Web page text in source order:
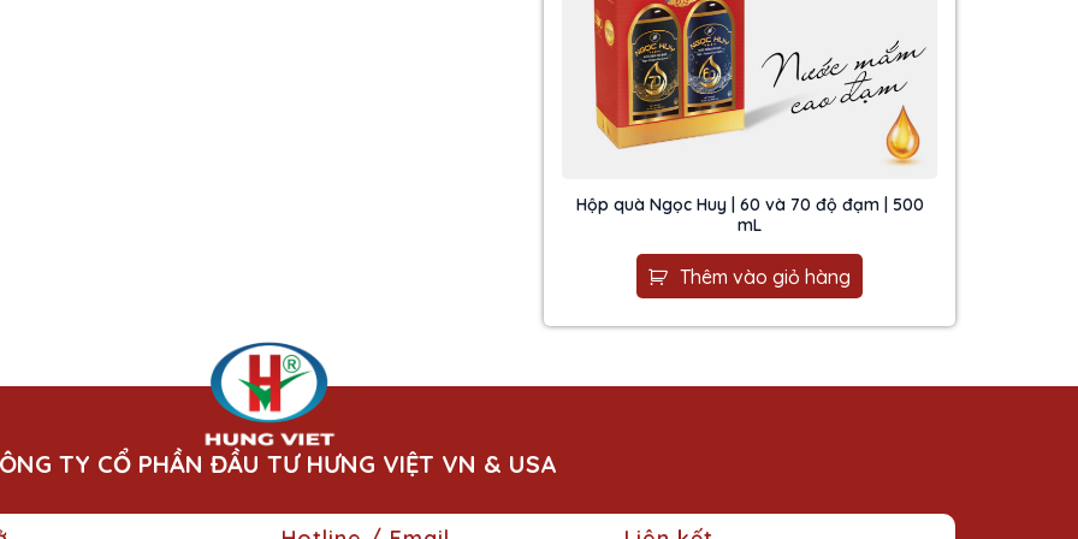
Hộp quà Ngọc Huy | 60 và 70 độ đạm | 500
mL
Thêm vào giỏ hàng
TY CỔ PHẦN ĐẦU TƯ HƯNG VIỆT VN & USA